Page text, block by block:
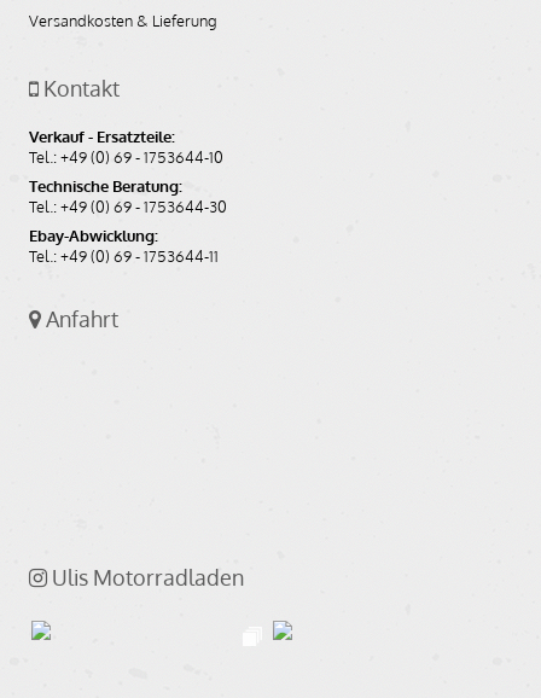
Versandkosten & Lieferung
Kontakt
Verkauf - Ersatzteile:
Tel.: +49 (0) 69 - 1753644-10
Technische Beratung:
Tel.: +49 (0) 69 - 1753644-30
Ebay-Abwicklung:
Tel.: +49 (0) 69 - 1753644-11
Anfahrt
Ulis Motorradladen